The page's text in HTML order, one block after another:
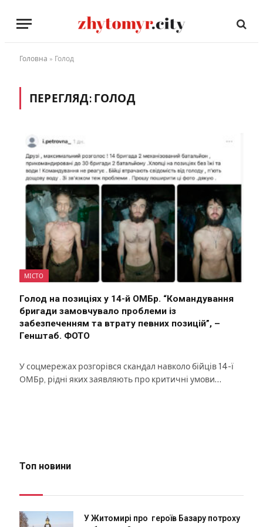
Головна » Голод
ПЕРЕГЛЯД: ГОЛОД
МІСТО
Голод на позиціях у 14-й ОМБр. “Командування
бригади замовчувало проблеми із
забезпеченням та втрату певних позицій”, –
Генштаб. ФОТО
У соцмережах розгорівся скандал навколо бійців 14-ї
ОМБр, рідні яких заявляють про критичні умови…
Топ новини
У Житомирі про героїв Базару потроху